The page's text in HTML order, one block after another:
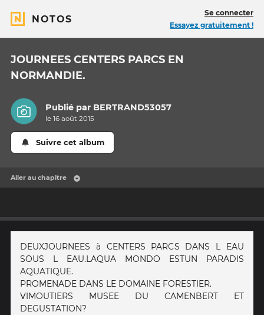
NOTOS
Se connecter
Essayez gratuitement !
JOURNEES CENTERS PARCS EN
NORMANDIE.
Publié par BERTRAND53057
le 16 août 2015
Suivre cet album
Aller au chapitre
DEUXJOURNEES à CENTERS PARCS DANS L EAU
SOUS L EAU.LAQUA MONDO ESTUN PARADIS
AQUATIQUE.
PROMENADE DANS LE DOMAINE FORESTIER.
VIMOUTIERS MUSEE DU CAMENBERT ET
DEGUSTATION?